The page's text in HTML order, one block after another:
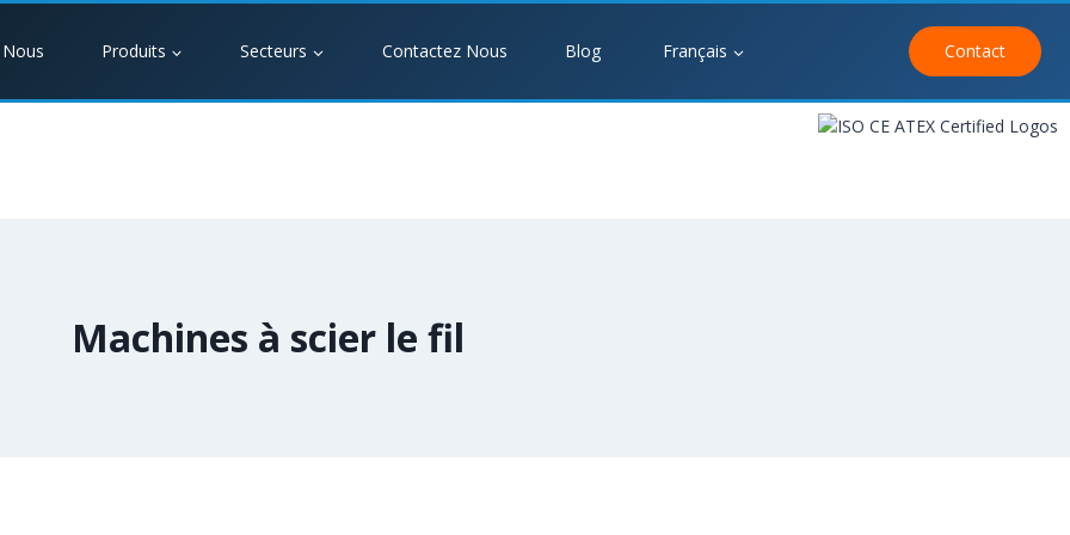
Produits Secteurs Contactez Nous Blog Français Contact
Machines à scier le fil